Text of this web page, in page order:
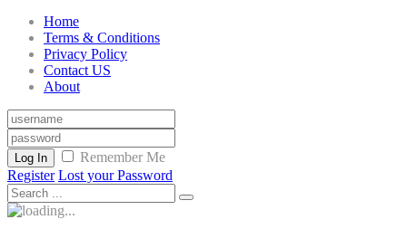
Home
Terms & Conditions
Privacy Policy
Contact US
About
Log In
Remember Me
Register Lost your Password